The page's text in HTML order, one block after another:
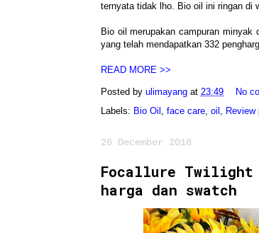
ternyata tidak lho. Bio oil ini ringan di
Bio oil merupakan campuran
yang telah mendapatkan 332
READ MORE >>
Posted by ulimayang at 23:49
No
Labels: Bio Oil , face care, oil , Review
26 December 2018
Focallure Twilight
harga dan swatch